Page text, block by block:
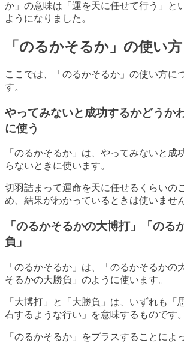
か」の意味は「運を天に任せて行う」と
ようになりました。
「のるかそるか」の使い
ここでは、「のるかそるか」の使い方に
す。
やってみないと成功するかどうか
に使う
「のるかそるか」は、やってみないと成
らないときに使います。
切羽詰まって運命を天に任せるくらいの
め、結果がわかっているときは使いません
「のるかそるかの大博打」「のる
負」
「のるかそるか」は、「のるかそるかの
そるかの大勝負」のように使います。
「大博打」と「大勝負」は、いずれも「
右するような行い」を意味するものです。
「のるかそるか」をプラスすることによ